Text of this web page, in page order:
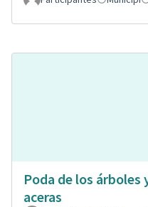
Poda de los árboles
aceras